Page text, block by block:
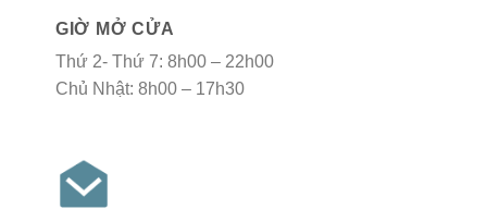
GIỜ MỞ CỬA
Thứ 2- Thứ 7: 8h00 – 22h00
Chủ Nhật: 8h00 – 17h30